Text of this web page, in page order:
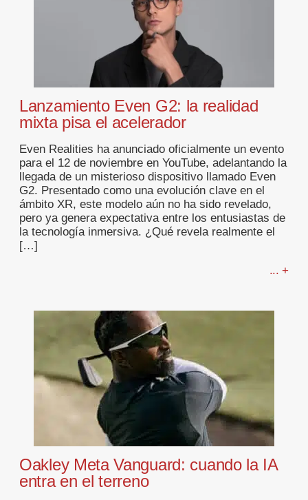
Lanzamiento Even G2: la realidad
mixta pisa el acelerador
Even Realities ha anunciado oficialmente un evento
para el 12 de noviembre en YouTube, adelantando la
llegada de un misterioso dispositivo llamado Even
G2. Presentado como una evolución clave en el
ámbito XR, este modelo aún no ha sido revelado,
pero ya genera expectativa entre los entusiastas de
la tecnología inmersiva. ¿Qué revela realmente el
[…]
... +
Oakley Meta Vanguard: cuando la IA
entra en el terreno